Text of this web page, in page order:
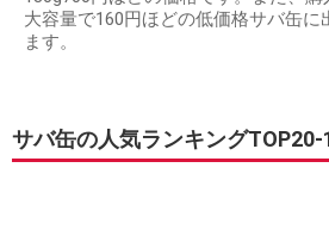
大容量で160円ほどの低価格サバ缶に
ます。
サバ缶の人気ランキングTOP20-